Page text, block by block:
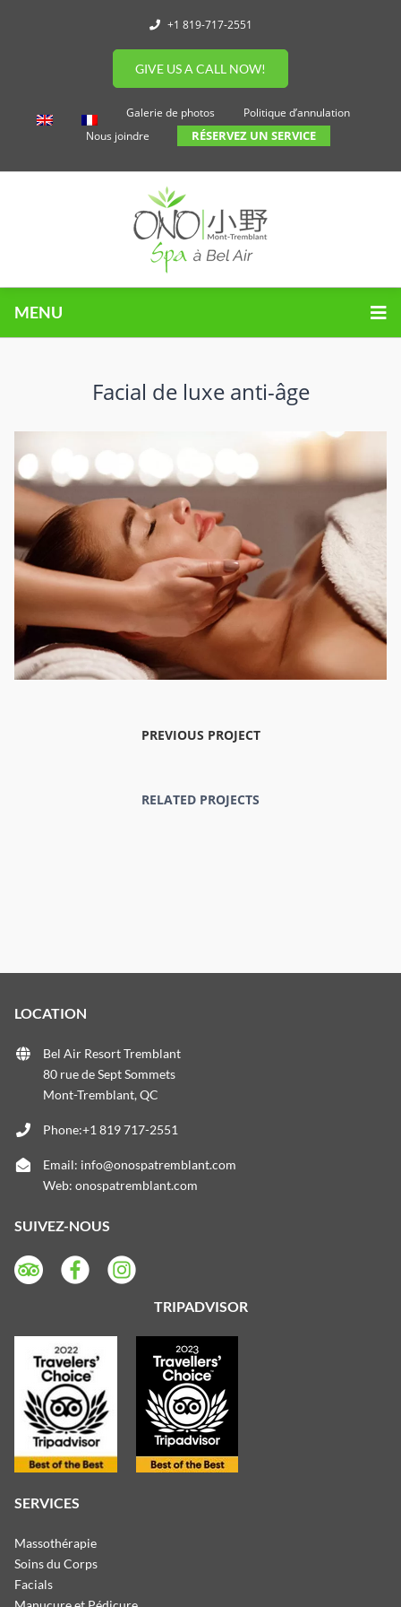
+1 819-717-2551
GIVE US A CALL NOW!
Galerie de photos
Politique d’annulation
Nous joindre
RÉSERVEZ UN SERVICE
MENU
Facial de luxe anti-âge
PREVIOUS PROJECT
RELATED PROJECTS
LOCATION
Bel Air Resort Tremblant
80 rue de Sept Sommets
Mont-Tremblant, QC
Phone:+1 819 717-2551
Email: info@onospatremblant.com
Web: onospatremblant.com
SUIVEZ-NOUS
TRIPADVISOR
SERVICES
Massothérapie
Soins du Corps
Facials